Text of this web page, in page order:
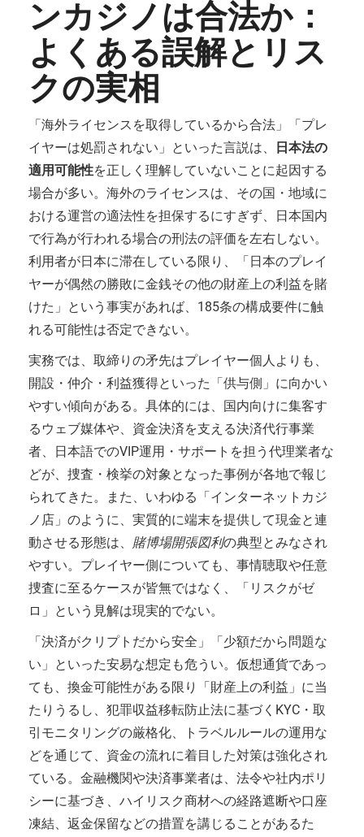
ンカジノは合法か：
よくある誤解とリス
クの実相
「海外ライセンスを取得しているから合法」「プレ
イヤーは処罰されない」といった言説は、
日本法の
適用可能性を正しく理解していないことに起因する
場合が多い。海外のライセンスは、その国・地域に
おける運営の適法性を担保するにすぎず、日本国内
で行為が行われる場合の刑法の評価を左右しない。
利用者が日本に滞在している限り、「日本のプレイ
ヤーが偶然の勝敗に金銭その他の財産上の利益を賭
けた」という事実があれば、185条の構成要件に触
れる可能性は否定できない。
実務では、取締りの矛先はプレイヤー個人よりも、
開設・仲介・利益獲得といった「供与側」に向かい
やすい傾向がある。具体的には、国内向けに集客す
るウェブ媒体や、資金決済を支える決済代行事業
者、日本語でのVIP運用・サポートを担う代理業者な
どが、捜査・検挙の対象となった事例が各地で報じ
られてきた。また、いわゆる「インターネットカジ
ノ店」のように、実質的に端末を提供して現金と連
動させる形態は、 賭博場開張図利の典型とみなされ
やすい。プレイヤー側についても、事情聴取や任意
捜査に至るケースが皆無ではなく、「リスクがゼ
ロ」という見解は現実的でない。
「決済がクリプトだから安全」「少額だから問題な
い」といった安易な想定も危うい。仮想通貨であっ
ても、換金可能性がある限り「財産上の利益」に当
たりうるし、犯罪収益移転防止法に基づくKYC・取
引モニタリングの厳格化、トラベルルールの運用な
どを通じて、資金の流れに着目した対策は強化され
ている。金融機関や決済事業者は、法令や社内ポリ
シーに基づき、ハイリスク商材への経路遮断や口座
凍結、返金保留などの措置を講じることがあるた